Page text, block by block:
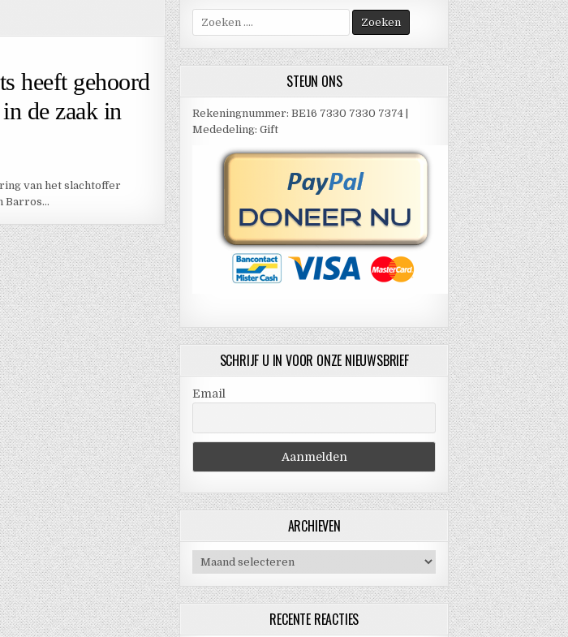
heeft gehoord
de zaak in
van het slachtoffer
Barros…
Zoek
naar:
STEUN ONS
Rekeningnummer: BE16 7330 7330 7374 |
Mededeling: Gift
SCHRIJF U IN VOOR ONZE NIEUWSBRIEF
Email
ARCHIEVEN
Archieven
RECENTE REACTIES